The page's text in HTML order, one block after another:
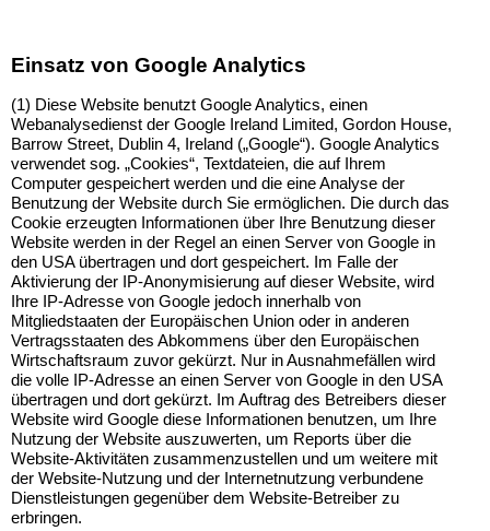
Einsatz von Google Analytics
(1) Diese Website benutzt Google Analytics, einen
Webanalysedienst der Google Ireland Limited, Gordon House,
Barrow Street, Dublin 4, Ireland („Google“). Google Analytics
verwendet sog. „Cookies“, Textdateien, die auf Ihrem
Computer gespeichert werden und die eine Analyse der
Benutzung der Website durch Sie ermöglichen. Die durch das
Cookie erzeugten Informationen über Ihre Benutzung dieser
Website werden in der Regel an einen Server von Google in
den USA übertragen und dort gespeichert. Im Falle der
Aktivierung der IP-Anonymisierung auf dieser Website, wird
Ihre IP-Adresse von Google jedoch innerhalb von
Mitgliedstaaten der Europäischen Union oder in anderen
Vertragsstaaten des Abkommens über den Europäischen
Wirtschaftsraum zuvor gekürzt. Nur in Ausnahmefällen wird
die volle IP-Adresse an einen Server von Google in den USA
übertragen und dort gekürzt. Im Auftrag des Betreibers dieser
Website wird Google diese Informationen benutzen, um Ihre
Nutzung der Website auszuwerten, um Reports über die
Website-Aktivitäten zusammenzustellen und um weitere mit
der Website-Nutzung und der Internetnutzung verbundene
Dienstleistungen gegenüber dem Website-Betreiber zu
erbringen.